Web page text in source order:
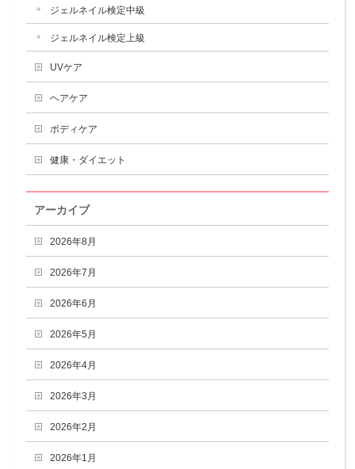
ジェルネイル検定中級
ジェルネイル検定上級
UVケア
ヘアケア
ボディケア
健康・ダイエット
アーカイブ
2026年8月
2026年7月
2026年6月
2026年5月
2026年4月
2026年3月
2026年2月
2026年1月